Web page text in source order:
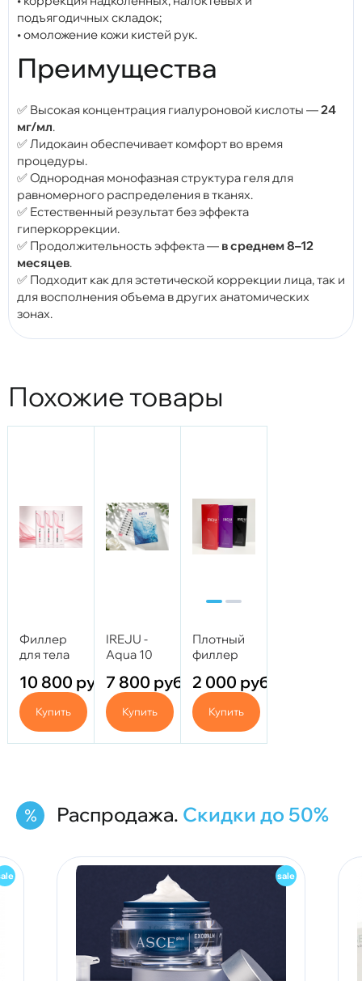
подъягодичных складок;
• омоложение кожи кистей рук.
Преимущества
✅ Высокая концентрация гиалуроновой кислоты —24
мг/мл.
✅ Лидокаин обеспечивает комфорт во время
процедуры.
✅ Однородная монофазная структура геля для
равномерного распределения в тканях.
✅ Естественный результат без эффекта
гиперкоррекции.
✅ Продолжительность эффекта — в среднем 8–12
месяцев.
✅ Подходит как для эстетической коррекции лица, так и
для восполнения объема в других анатомических
зонах.
Похожие товары
Филлер
для тела
BodyFill 10
ml
10 800 руб.
Купить
IREJU -
Aqua 10
7 800 руб.
Купить
Плотный
филлер
Shape 1,1
мл
2 000 руб.
Купить
Распродажа. Скидки до 50%